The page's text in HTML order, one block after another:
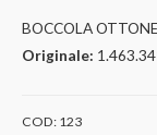
BOCCOLA
Originale:
COD: 123